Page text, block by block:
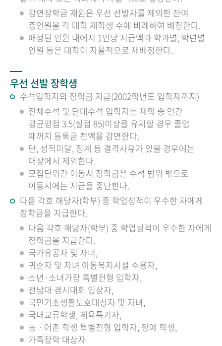
감면장학금 재원은 우선 선발자를 제외한 잔여
총인원을 각 대학 재학생 수에 비례하여 배정한다.
배정된 인원 내에서 1인당 지급액과 학과별, 학년별
인원 등은 대학이 자율적으로 재배정한다.
우선 선발 장학생
수석입학자의 장학금 지급(2002학년도 입학자까지)
전체수석 및 단대수석 입학자는 재학 중 연간
평균평점 3.5(실점 85)이상을 유지할 경우 졸업
때까지 등록금 전액을 감면한다.
단, 성적미달, 징계 등 결격사유가 있을 경우에는
대상에서 제외한다.
모집단위간 이동시 장학금은 수석 범위 밖으로
이동시에는 지급을 중단한다.
다음 각호 해당자(학부) 중 학업성적이 우수한 자에게
장학금을 지급한다.
다음 각호 해당자(학부) 중 학업성적이 우수한 자에게
장학금을 지급한다.
국가유공자 및 자녀,
귀순자 및 자녀 아동복지시설 수용자,
소년·소녀가장 특별전형 입학자,
전남대 경시대회 입상자,
국민기초생활보호대상자 및 자녀,
국내교류학생, 체육특기자,
농ㆍ어촌 학생 특별전형 입학자, 장애 학생,
가족장학 대상자